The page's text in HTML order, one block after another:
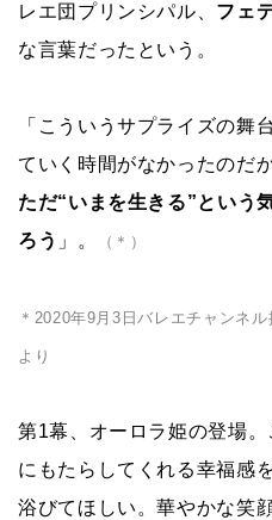
レエ団プリンシパル、 フェ
な言葉だったという。
「こういうサプライズの
ていく時間がなかったのだ
ただ“いまを生きる”という
ろう 」。 （＊）
＊2020年9月3日バレエチャンネ
より
第1幕、オーロラ姫の登場
にもたらしてくれる幸福感
浴びてほしい。華やかな笑